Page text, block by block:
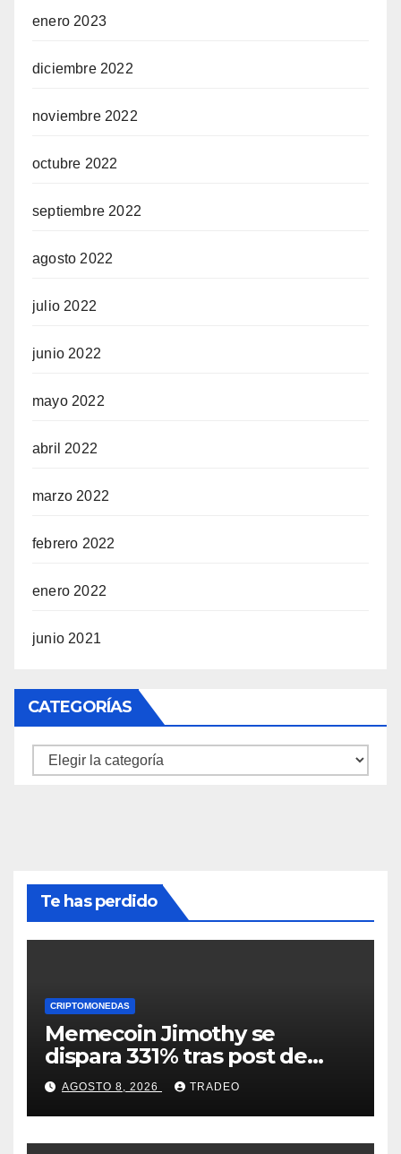
enero 2023
diciembre 2022
noviembre 2022
octubre 2022
septiembre 2022
agosto 2022
julio 2022
junio 2022
mayo 2022
abril 2022
marzo 2022
febrero 2022
enero 2022
junio 2021
CATEGORÍAS
Categorías
Te has perdido
CRIPTOMONEDAS
Memecoin Jimothy se
dispara 331% tras post de
Elon Musk sobre un
mapache
AGOSTO 8, 2026 TRADEO